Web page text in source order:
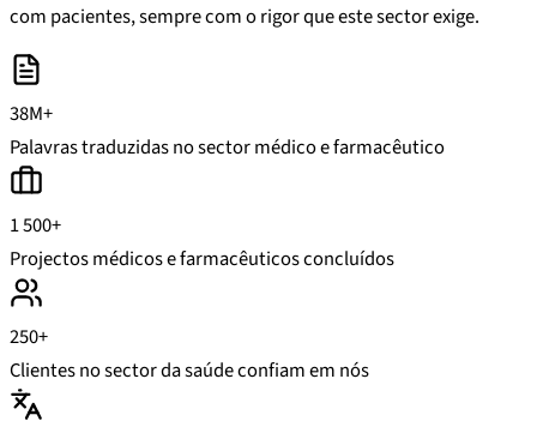
com pacientes, sempre com o rigor que este sector exige.
38M+
Palavras traduzidas no sector médico e farmacêutico
1 500+
Projectos médicos e farmacêuticos concluídos
250+
Clientes no sector da saúde confiam em nós